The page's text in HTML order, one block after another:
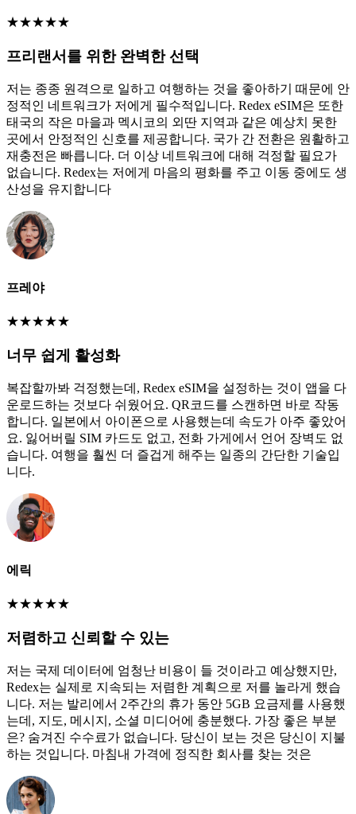
★★★★★
프리랜서를 위한 완벽한 선택
저는 종종 원격으로 일하고 여행하는 것을 좋아하기 때문에 안
정적인 네트워크가 저에게 필수적입니다. Redex eSIM은 또한
태국의 작은 마을과 멕시코의 외딴 지역과 같은 예상치 못한
곳에서 안정적인 신호를 제공합니다. 국가 간 전환은 원활하고
재충전은 빠릅니다. 더 이상 네트워크에 대해 걱정할 필요가
없습니다. Redex는 저에게 마음의 평화를 주고 이동 중에도 생
산성을 유지합니다
프레야
★★★★★
너무 쉽게 활성화
복잡할까봐 걱정했는데, Redex eSIM을 설정하는 것이 앱을 다
운로드하는 것보다 쉬웠어요. QR코드를 스캔하면 바로 작동
합니다. 일본에서 아이폰으로 사용했는데 속도가 아주 좋았어
요. 잃어버릴 SIM 카드도 없고, 전화 가게에서 언어 장벽도 없
습니다. 여행을 훨씬 더 즐겁게 해주는 일종의 간단한 기술입
니다.
에릭
★★★★★
저렴하고 신뢰할 수 있는
저는 국제 데이터에 엄청난 비용이 들 것이라고 예상했지만,
Redex는 실제로 지속되는 저렴한 계획으로 저를 놀라게 했습
니다. 저는 발리에서 2주간의 휴가 동안 5GB 요금제를 사용했
는데, 지도, 메시지, 소셜 미디어에 충분했다. 가장 좋은 부분
은? 숨겨진 수수료가 없습니다. 당신이 보는 것은 당신이 지불
하는 것입니다. 마침내 가격에 정직한 회사를 찾는 것은